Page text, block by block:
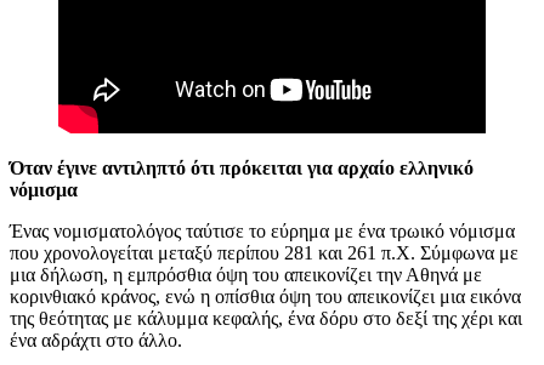
Όταν έγινε αντιληπτό ότι πρόκειται για αρχαίο ελληνικό
νόμισμα
Ένας νομισματολόγος ταύτισε το εύρημα με ένα τρωικό νόμισμα
που χρονολογείται μεταξύ περίπου 281 και 261 π.Χ. Σύμφωνα με
μια δήλωση, η εμπρόσθια όψη του απεικονίζει την Αθηνά με
κορινθιακό κράνος, ενώ η οπίσθια όψη του απεικονίζει μια εικόνα
της θεότητας με κάλυμμα κεφαλής, ένα δόρυ στο δεξί της χέρι και
ένα αδράχτι στο άλλο.